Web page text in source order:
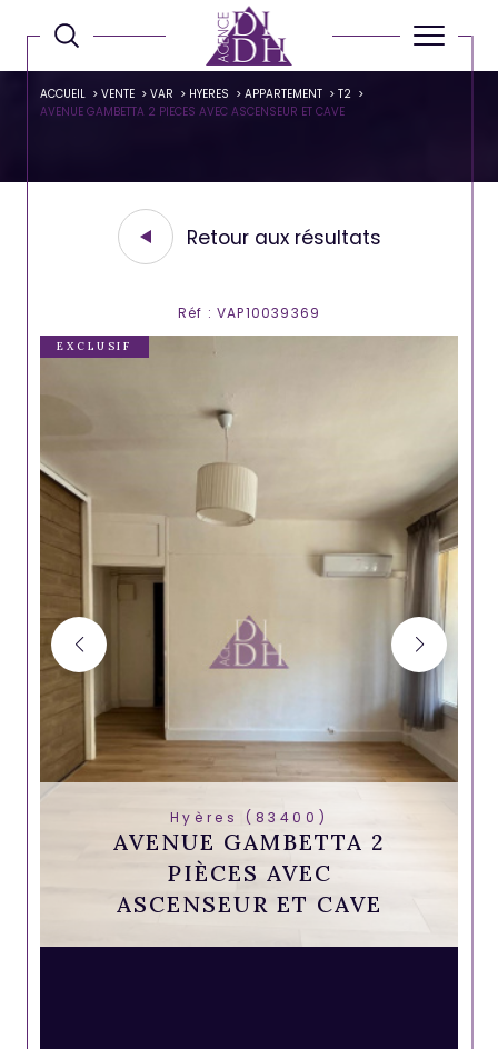
ACCUEIL VENTE VAR HYERES APPARTEMENT
T2
AVENUE GAMBETTA 2 PIECES AVEC ASCENSEUR ET CAVE
Retour aux résultats
Réf : VAP10039369
EXCLUSIF
Hyères (83400)
AVENUE GAMBETTA 2
PIÈCES AVEC
ASCENSEUR ET CAVE